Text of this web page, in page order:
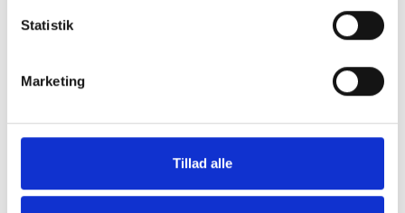
Statistik
Marketing
Tillad alle